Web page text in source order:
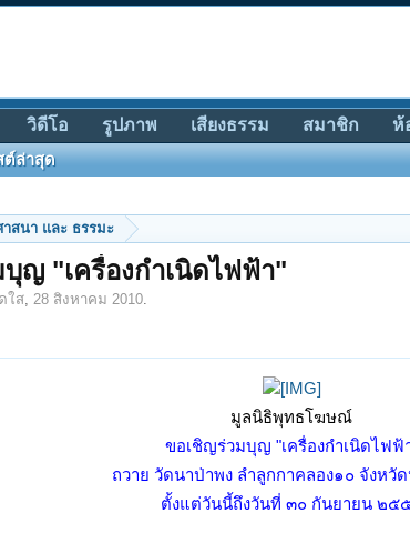
สนา และ ธรรมะ
"เครื่องกำเนิดไฟฟ้า"
ใส, 28 สิงหาคม 2010.
มูลนิธิพุทธโฆษณ์
ขอเชิญร่วมบุญ "เครื่องกำเนิดไฟฟ้
ถวาย วัดนาป่าพง ลำลูกกาคลอง๑๐ จังหวั
ตั้งแต่วันนี้ถึงวันที่ ๓๐ กันยายน ๒๕
ต์ล่าสุด
วิดีโอ รูปภาพ เสียงธรรม สมาชิก ห้